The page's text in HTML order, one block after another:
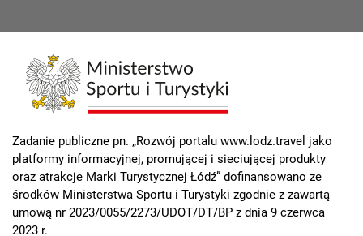
Zadanie publiczne pn. „Rozwój portalu www.lodz.travel jako
platformy informacyjnej, promującej i sieciującej produkty
oraz atrakcje Marki Turystycznej Łódź” dofinansowano ze
środków Ministerstwa Sportu i Turystyki zgodnie z zawartą
umową nr 2023/0055/2273/UDOT/DT/BP z dnia 9 czerwca
2023 r.